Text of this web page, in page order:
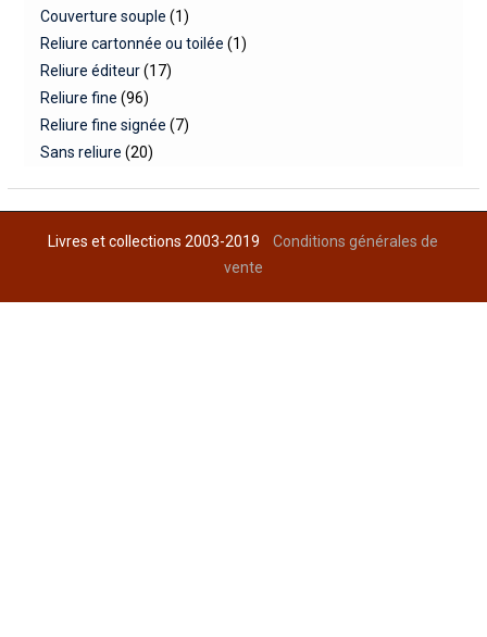
Couverture souple (1)
Reliure cartonnée ou toilée (1)
Reliure éditeur (17)
Reliure fine (96)
Reliure fine signée (7)
Sans reliure (20)
Livres et collections 2003-2019Conditions générales de
vente